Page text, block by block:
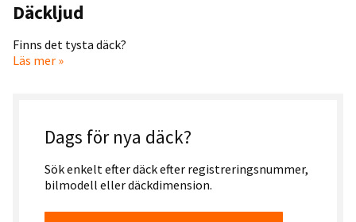
Däckljud
Finns det tysta däck?
Läs mer »
Dags för nya däck?
Sök enkelt efter däck efter registreringsnummer,
bilmodell eller däckdimension.